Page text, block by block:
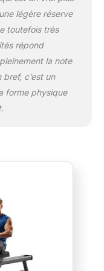
légère réserve
toutefois très
répond
la note
c’est un
forme physique